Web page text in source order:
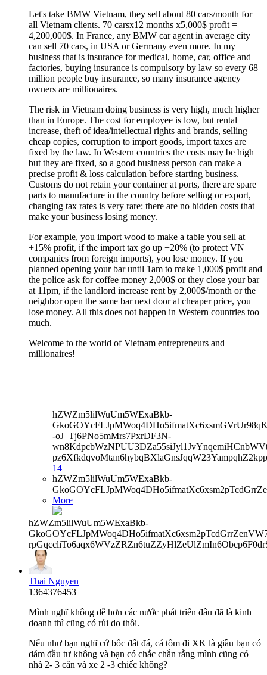
Let's take BMW Vietnam, they sell about 80 cars/month for
all Vietnam clients. 70 carsx12 months x5,000$ profit =
4,200,000$. In France, any BMW car agent in average city
can sell 70 cars, in USA or Germany even more. In my
business that is insurance for medical, home, car, office and
factories, buying insurance is compulsory by law so every 68
million people buy insurance, so many insurance agency
owners are millionaires.
The risk in Vietnam doing business is very high, much higher
than in Europe. The cost for employee is low, but rental
increase, theft of idea/intellectual rights and brands, selling
cheap copies, corruption to import goods, import taxes are
fixed by the law. In Western countries the costs may be high
but they are fixed, so a good business person can make a
precise profit & loss calculation before starting business.
Customs do not retain your container at ports, there are spare
parts to manufacture in the country before selling or export,
changing tax rates is very rare: there are no hidden costs that
make your business losing money.
For example, you import wood to make a table you sell at
+15% profit, if the import tax go up +20% (to protect VN
companies from foreign imports), you lose money. If you
planned opening your bar until 1am to make 1,000$ profit and
the police ask for coffee money 2,000$ or they close your bar
at 11pm, if the landlord increase rent by 2,000$/month or the
neighbor open the same bar next door at cheaper price, you
lose money. All this does not happen in Western countries too
much.
Welcome to the world of Vietnam entrepreneurs and
millionaires!
hZWZm5lilWuUm5WExaBkb-
-oJ_Tj6PNo5mMrs7PxrDF3N-
14
hZWZm5lilWuUm5WExaBkb-
More
hZWZm5lilWuUm5WExaBkb-
Thai Nguyen
1364376453
Mình nghĩ không dễ hơn các nước phát triển đâu đã là kinh
doanh thì cũng có rủi do thôi.
Nếu như bạn nghĩ cứ bốc đất đá, cá tôm đi XK là giầu bạn có
dám đầu tư không và bạn có chắc chắn rằng mình cũng có
nhà 2- 3 căn và xe 2 -3 chiếc không?